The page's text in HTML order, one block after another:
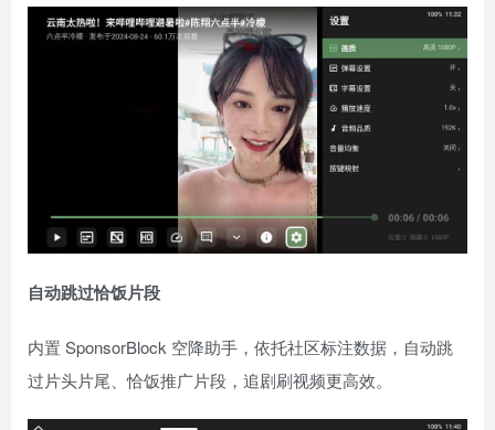
自动跳过恰饭片段
内置 SponsorBlock 空降助手，依托社区标注数据，自动跳
过片头片尾、恰饭推广片段，追剧刷视频更高效。